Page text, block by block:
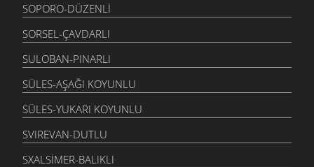
SOPORO-DÜZENLI
SORSEL-ÇAVDARLI
SULOBAN-PINARLI
SÜLES-AŞAĞI KOYUNLU
SÜLES-YUKARI KOYUNLU
SVIREVAN-DUTLU
SXALSIMER-BALIKLI